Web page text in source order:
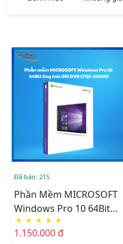
Đã bán: 215
Phần Mềm MICROSOFT
Windows Pro 10 64Bit
Eng Intl OEI DVD (FQC-
08929)
★ ★ ★ ★ ★
1.150.000 đ